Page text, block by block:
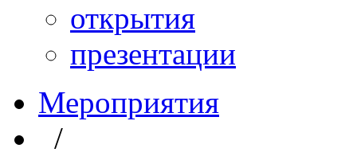
открытия
презентации
Мероприятия
/